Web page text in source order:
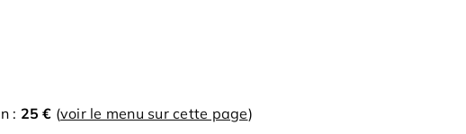
: 25 € (voir le menu sur cette page)